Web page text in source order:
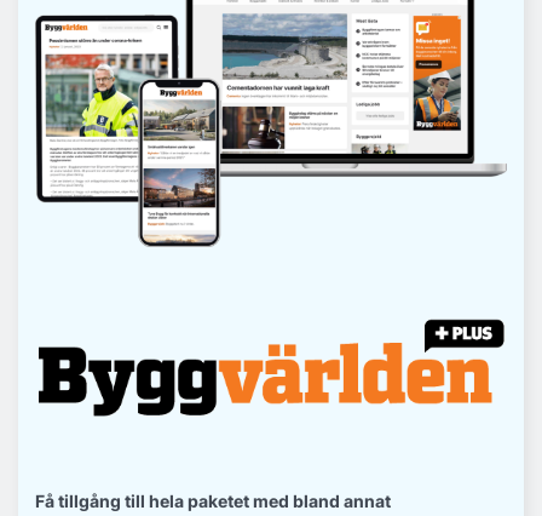
Få tillgång till hela paketet med bland annat